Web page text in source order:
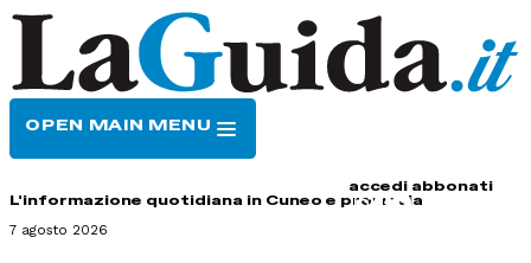
OPEN MAIN MENU
accedi abbonati
L'informazione quotidiana in Cuneo e provincia
7 agosto 2026